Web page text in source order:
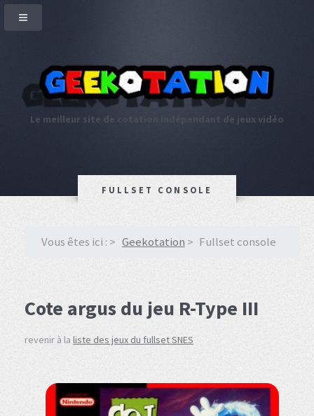
Le meilleur site de cotation indépendant de jeux vidéo
FULLSET CONSOLE
Vous êtes ici : Geekotation Fullset console
Cote argus du jeu R-Type III
revenir à la liste des jeux du fullset SNES